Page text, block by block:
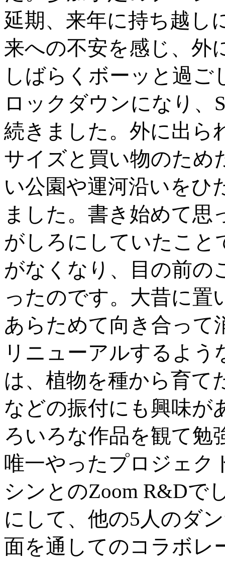
延期、来年に持ち越し
来への不安を感じ、外
しばらくボーッと過ご
ロックダウンになり、
続きました。外に出ら
サイズと買い物のため
い公園や運河沿いをひ
ました。書き始めて思
がしろにしていたこと
がなくなり、目の前の
ったのです。大昔に置
あらためて向き合って
リニューアルするよ
は、植物を種から育て
などの振付にも興味が
ろいろな作品を観て勉
唯一やったプロジェク
シンとのZoom R&Dで
にして、他の5人のダ
面を通してのコラボレ